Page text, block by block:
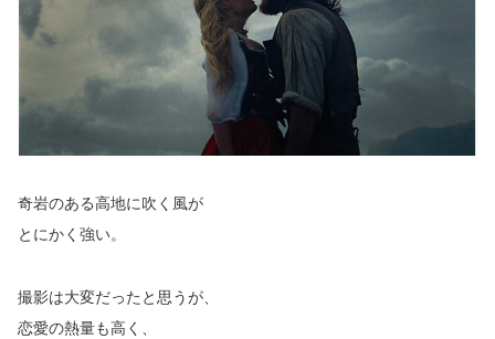
奇岩のある高地に吹く風が
とにかく強い。
撮影は大変だったと思うが、
恋愛の熱量も高く、